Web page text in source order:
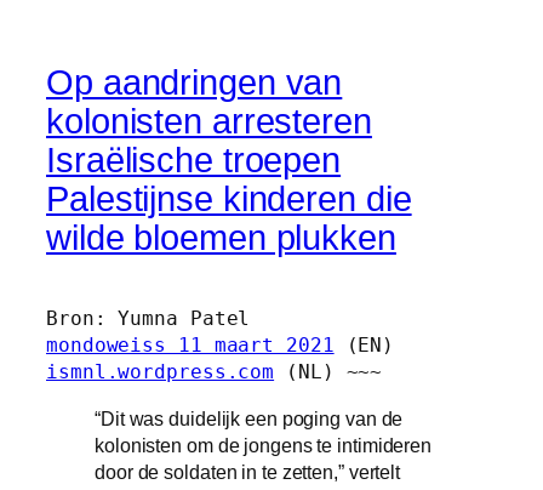
Op aandringen van
kolonisten arresteren
Israëlische troepen
Palestijnse kinderen die
wilde bloemen plukken
mondoweiss 11 maart 2021
ismnl.wordpress.com (NL) ~~~
“Dit was duidelijk een poging van de
kolonisten om de jongens te intimideren
door de soldaten in te zetten,” vertelt